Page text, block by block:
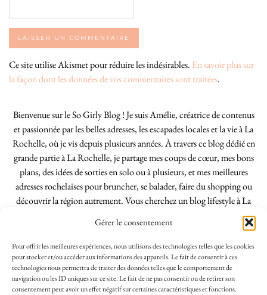
Gérer le consentement
Pour offrir les meilleures expériences, nous utilisons des technologies telles que les cookies
pour stocker et/ou accéder aux informations des appareils. Le fait de consentir à ces
technologies nous permettra de traiter des données telles que le comportement de
navigation ou les ID uniques sur ce site. Le fait de ne pas consentir ou de retirer son
consentement peut avoir un effet négatif sur certaines caractéristiques et fonctions.
Ce site utilise Akismet pour réduire les indésirables. En savoir plus sur
la façon dont les données de vos commentaires sont traitées.
Bienvenue sur le So Girly Blog ! Je suis Amélie, créatrice de contenus
et passionnée par les belles adresses, les escapades locales et la vie à La
Rochelle, où je vis depuis plusieurs années. À travers ce blog dédié en
grande partie à La Rochelle, je partage mes coups de cœur, mes bons
plans, des idées de sorties en solo ou à plusieurs, et mes meilleures
adresses rochelaises pour bruncher, se balader, faire du shopping ou
découvrir la région autrement. Vous cherchez un blog lifestyle à La
Rochelle, tenu par une locale ? Vous êtes au bon endroit. Que vous
soyez Rochelais·e ou de passage dans notre belle ville, j’espère que mes
articles vous aideront à profiter de La Rochelle comme un·e vrai·e
initié·e. !